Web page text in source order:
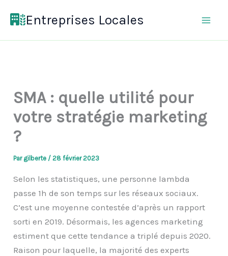
Entreprises Locales
SMA : quelle utilité pour
votre stratégie marketing
?
Par gilberte /28 février 2023
Selon les statistiques, une personne lambda
passe 1h de son temps sur les réseaux sociaux.
C’est une moyenne contestée d’après un rapport
sorti en 2019. Désormais, les agences marketing
estiment que cette tendance a triplé depuis 2020.
Raison pour laquelle, la majorité des experts